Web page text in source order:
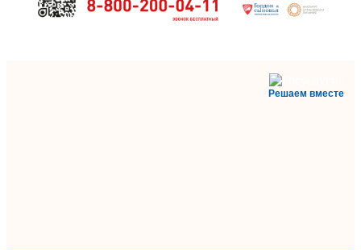
Решаем вместе